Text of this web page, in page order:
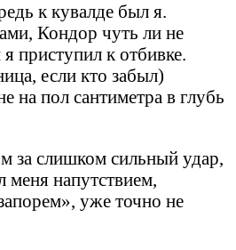
к кувалде был я.
Кондор чуть ли не
приступил к отбивке.
если кто забыл)
на пол сантиметра в глубь
за слишком сильный удар,
напутствием,
уже точно не